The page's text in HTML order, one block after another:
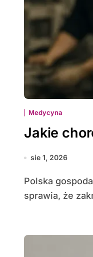
Medycyna
Jakie
sie 1, 2026
Polska gospodarka opiera się na różnorodnych gałęziach przemysłu, usług i rolnictwa, co
sprawia, że